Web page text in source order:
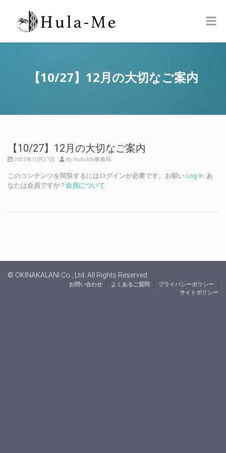
【10/27】12月の大切なご案内
【10/27】12月の大切なご案内
2021年10月27日 By Hula-Me事務局
このコンテンツを閲覧するにはログインが必要です。お願い Log In. あ
なたは会員ですか ? 会員について
© OKINAKALANI Co., Ltd. All Rights Reserved.
お問い合わせ よくあるご質問
プライバシーポリシー
サイトポリシー